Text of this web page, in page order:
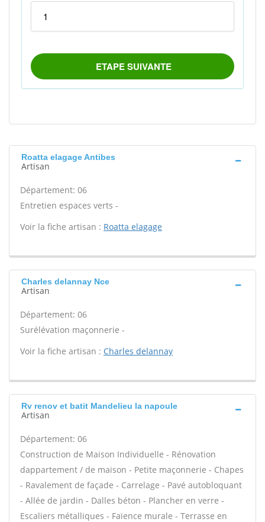
Roatta elagage Antibes
Artisan
Département: 06
Entretien espaces verts -
Voir la fiche artisan : Roatta elagage
Charles delannay Nce
Artisan
Département: 06
Surélévation maçonnerie -
Voir la fiche artisan : Charles delannay
Rv renov et batit Mandelieu la napoule
Artisan
Département: 06
Construction de Maison Individuelle - Rénovation
dappartement / de maison - Petite maçonnerie - Chapes
- Ravalement de façade - Carrelage - Pavé autobloquant
- Allée de jardin - Dalles béton - Plancher en verre -
Escaliers métalliques - Faïence murale - Terrasse en